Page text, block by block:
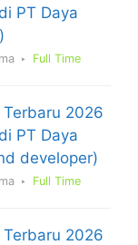
PT Daya
Full Time
2026
PT Daya
developer)
Full Time
2026